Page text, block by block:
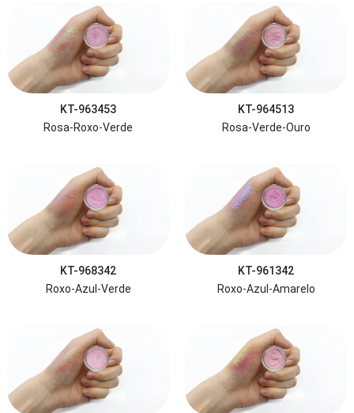
KT-963453
Rosa-Roxo-Verde
KT-964513
Rosa-Verde-Ouro
KT-968342
Roxo-Azul-Verde
KT-961342
Roxo-Azul-Amarelo